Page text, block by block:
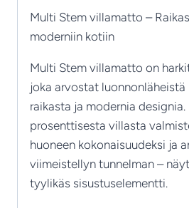
Multi Stem villamatto –
moderniin kotiin
Multi Stem villamatto on
joka arvostat
raikasta ja modernia
prosenttisesta villasta
huoneen kokonaisuudeksi ja
viimeistellyn tunnelman –
tyylikäs sisustuselementti.